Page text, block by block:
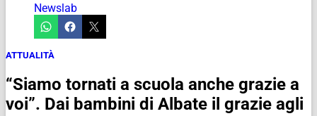
Newslab
ATTUALITÀ
“Siamo tornati a scuola anche grazie a
voi”. Dai bambini di Albate il grazie agli